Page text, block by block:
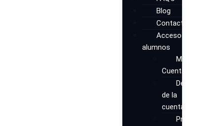
Blog
Contacto
Acceso
alumnos
Mi
Cuenta
Detalles
de la
cuenta
Private